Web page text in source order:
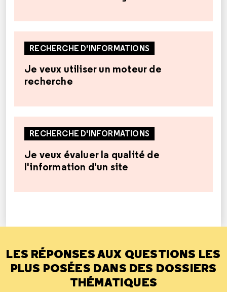
RECHERCHE D'INFORMATIONS
Je veux utiliser un moteur de
recherche
RECHERCHE D'INFORMATIONS
Je veux évaluer la qualité de
l'information d'un site
LES RÉPONSES AUX QUESTIONS LES
PLUS POSÉES DANS DES DOSSIERS
THÉMATIQUES